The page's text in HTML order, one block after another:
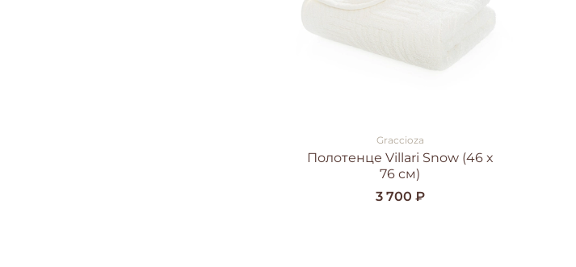
Graccioza
Полотенце Villari Snow (46 x
76 см)
3 700 ₽